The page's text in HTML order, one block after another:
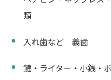
類
入れ歯など 義歯
鍵・ライター・小銭・